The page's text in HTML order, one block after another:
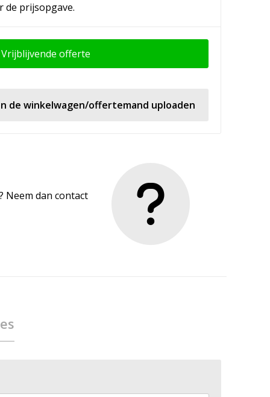
de prijsopgave.
Vrijblijvende offerte
de winkelwagen/offertemand uploaden
Neem dan contact